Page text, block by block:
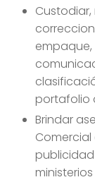
Custodiar,
portafolio
Brindar
Comercial